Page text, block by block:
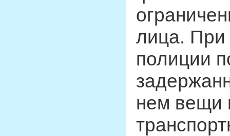
лица. При
полиции
нем вещи